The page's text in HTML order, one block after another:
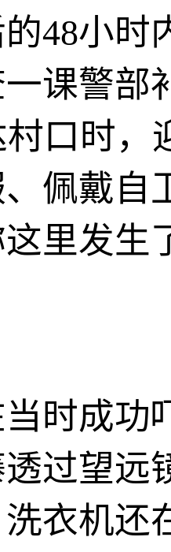
48小时
课警部
口时，
佩戴自
里发生
时成功
过望远
衣机还